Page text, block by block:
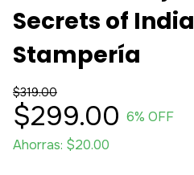
Secrets of India
Stampería
$319.00
$299.00 6% OFF
Ahorras: $20.00